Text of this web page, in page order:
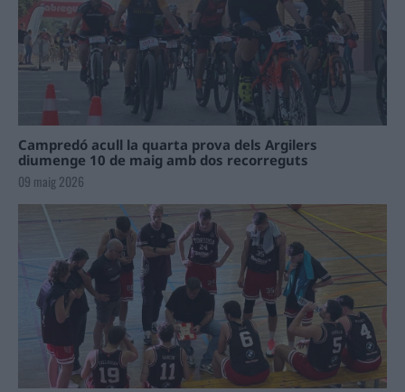
Campredó acull la quarta prova dels Argilers
diumenge 10 de maig amb dos recorreguts
09 maig 2026